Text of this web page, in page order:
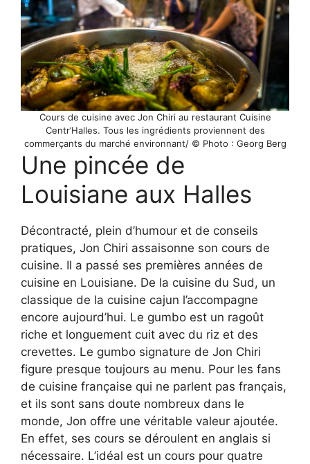
Cours de cuisine avec Jon Chiri au restaurant Cuisine
Centr’Halles. Tous les ingrédients proviennent des
commerçants du marché environnant/ © Photo : Georg Berg
Une pincée de
Louisiane aux Halles
Décontracté, plein d’humour et de conseils
pratiques, Jon Chiri assaisonne son cours de
cuisine. Il a passé ses premières années de
cuisine en Louisiane. De la cuisine du Sud, un
classique de la cuisine cajun l’accompagne
encore aujourd’hui. Le gumbo est un ragoût
riche et longuement cuit avec du riz et des
crevettes. Le gumbo signature de Jon Chiri
figure presque toujours au menu. Pour les fans
de cuisine française qui ne parlent pas français,
et ils sont sans doute nombreux dans le
monde, Jon offre une véritable valeur ajoutée.
En effet, ses cours se déroulent en anglais si
nécessaire. L’idéal est un cours pour quatre